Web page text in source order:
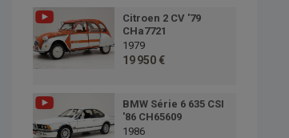
Citroen 2 CV '79
CHa7721
1979
19 950 €
BMW Série 6 635 CSI
'86 CH65609
1986